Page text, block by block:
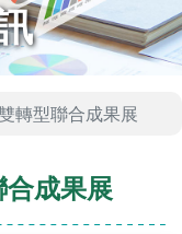
轉型聯合成果展
成果展